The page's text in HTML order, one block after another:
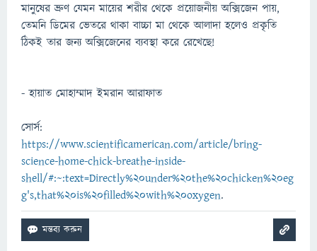
মানুষের ভ্রুণ যেমন মায়ের শরীর থেকে প্রয়োজনীয় অক্সিজেন পায়,
তেমনি ডিমের ভেতরে থাকা বাচ্চা মা থেকে আলাদা হলেও প্রকৃতি
ঠিকই তার জন্য অক্সিজেনের ব্যবস্থা করে রেখেছে!
- হায়াত মোহাম্মাদ ইমরান আরাফাত
সোর্স:
https://www.scientificamerican.com/article/bring-
science-home-chick-breathe-inside-
shell/#:~:text=Directly%20under%20the%20chicken%20eg
g's,that%20is%20filled%20with%20oxygen.